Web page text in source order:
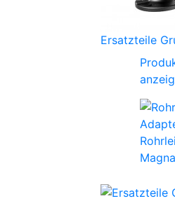
Ersatzteile
Magna